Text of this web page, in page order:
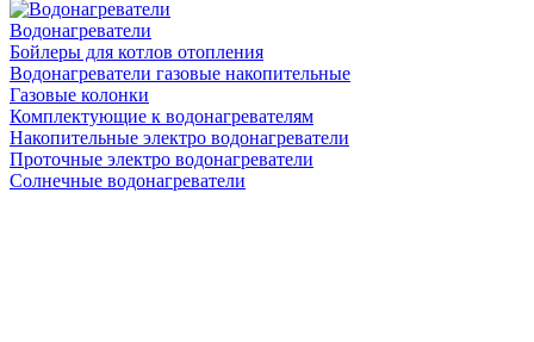
Водонагреватели
Бойлеры для котлов отопления
Водонагреватели газовые накопительные
Газовые колонки
Комплектующие к водонагревателям
Накопительные электро водонагреватели
Проточные электро водонагреватели
Солнечные водонагреватели